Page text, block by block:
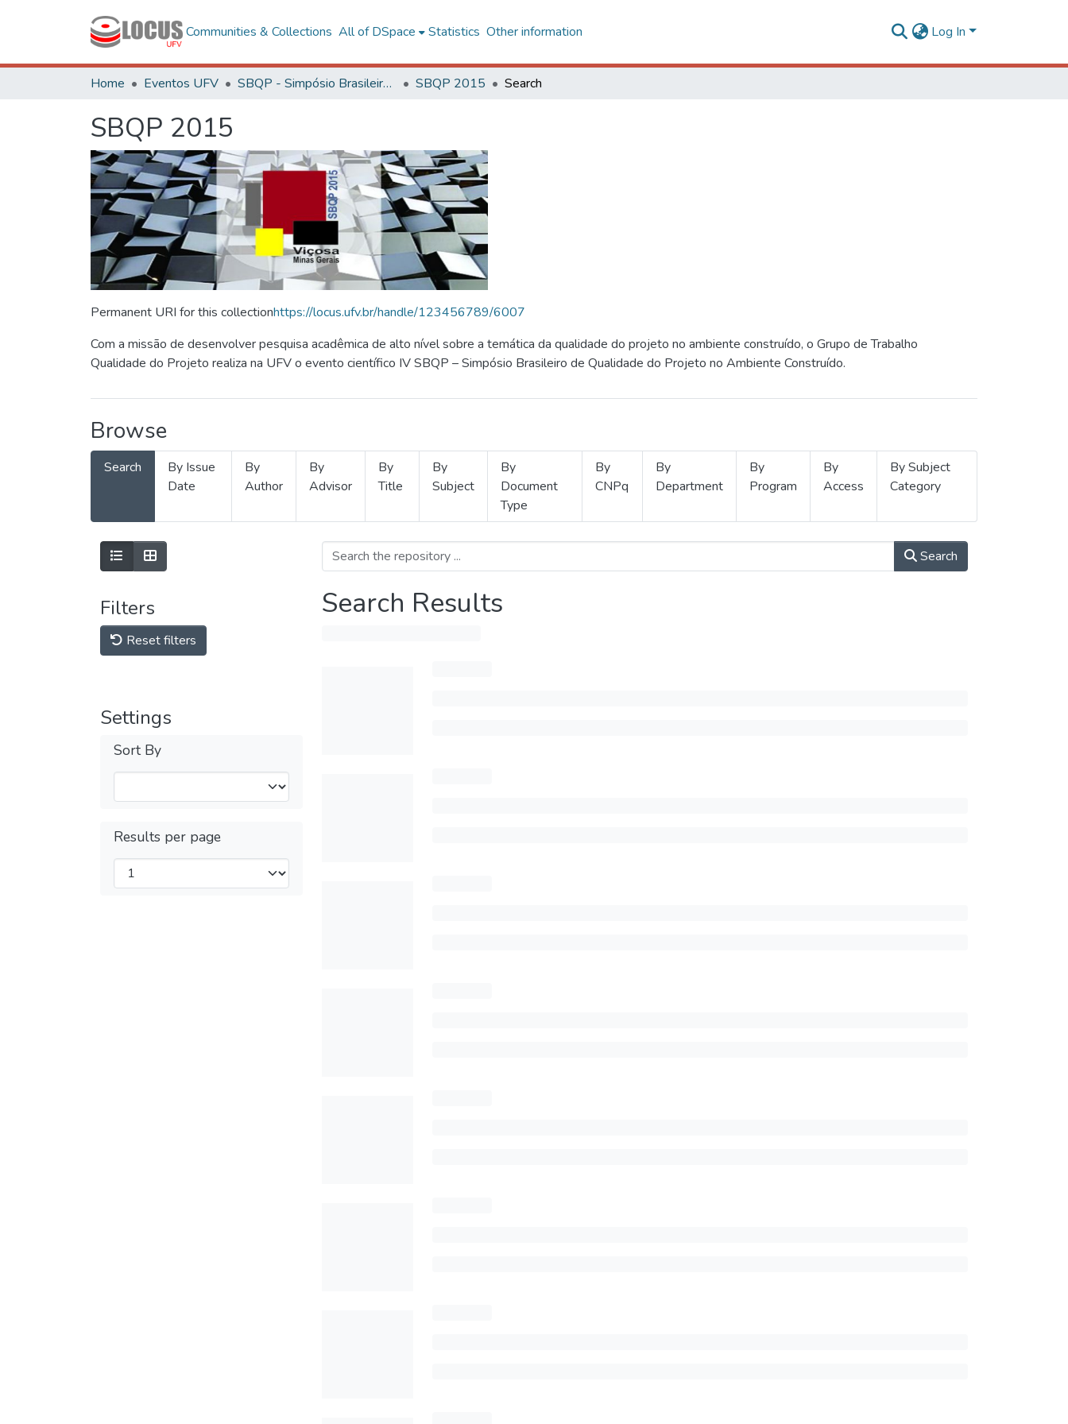
Communities & Collections All of DSpace Statistics Other information Log In
Home Eventos UFV SBQP - Simpósio Brasileiro de Qualidade do Projeto no Ambiente Construído SBQP 2015 Search
SBQP 2015
Permanent URI for this collectionhttps://locus.ufv.br/handle/123456789/6007
Com a missão de desenvolver pesquisa acadêmica de alto nível sobre a temática da qualidade do projeto no ambiente construído, o Grupo de Trabalho
Qualidade do Projeto realiza na UFV o evento científico IV SBQP – Simpósio Brasileiro de Qualidade do Projeto no Ambiente Construído.
Browse
Search
By Issue
Date
By
Author
By
Advisor
By
Title
By
Subject
By
Document
Type
By
CNPq
By
Department
By
Program
By
Access
By Subject
Category
Filters
Reset filters
Settings
Sort By
Results per page
Search
Search Results